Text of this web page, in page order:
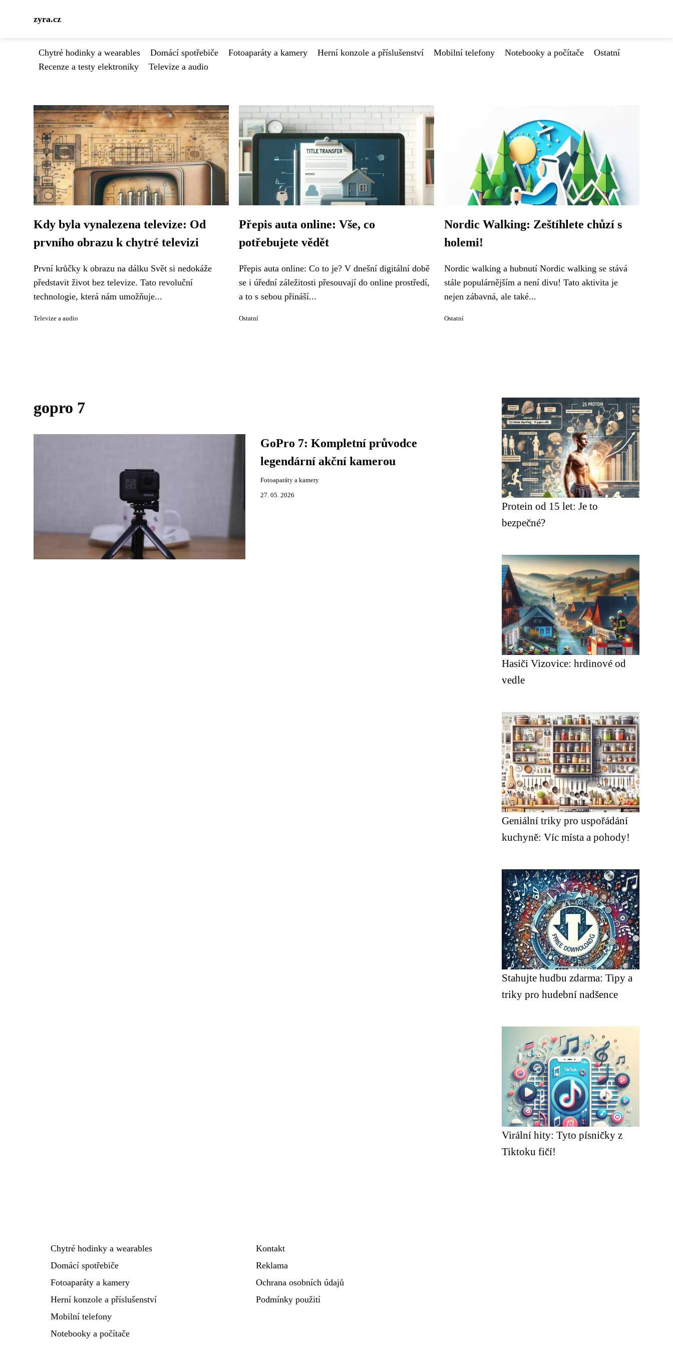
zyra.cz
Chytré hodinky a wearables Domácí spotřebiče Fotoaparáty a kamery Herní konzole a příslušenství Mobilní telefony Notebooky a počítače
Ostatní
Recenze a testy elektroniky
Televize a audio
Kdy byla vynalezena televize: Od
prvního obrazu k chytré televizi
První krůčky k obrazu na dálku Svět si nedokáže
představit život bez televize. Tato revoluční
technologie, která nám umožňuje...
Televize a audio
Přepis auta online: Vše, co
potřebujete vědět
Přepis auta online: Co to je? V dnešní digitální době
se i úřední záležitosti přesouvají do online prostředí,
a to s sebou přináší...
Ostatní
Nordic Walking: Zeštíhlete chůzí s
holemi!
Nordic walking a hubnutí Nordic walking se stává
stále populárnějším a není divu! Tato aktivita je
nejen zábavná, ale také...
Ostatní
gopro 7
GoPro 7: Kompletní průvodce
legendární akční kamerou
Fotoaparáty a kamery
27. 05. 2026
Protein od 15 let: Je to
bezpečné?
Hasiči Vizovice: hrdinové od
vedle
Geniální triky pro uspořádání
kuchyně: Víc místa a pohody!
Stahujte hudbu zdarma: Tipy a
triky pro hudební nadšence
Virální hity: Tyto písničky z
Tiktoku fičí!
Chytré hodinky a wearables
Domácí spotřebiče
Fotoaparáty a kamery
Herní konzole a příslušenství
Mobilní telefony
Notebooky a počítače
Kontakt
Reklama
Ochrana osobních údajů
Podmínky použití